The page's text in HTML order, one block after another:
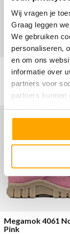
Wij vragen je
Graag leggen
We gebruiken
personaliseren,
en om ons
informatie over
partners voor
partners kunnen
verzameld op
Grey
Vanaf
€ 189,90
Megamok 4061
Pink